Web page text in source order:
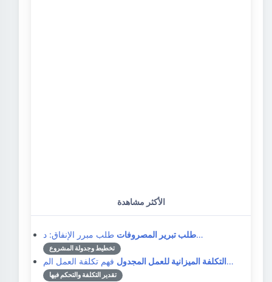
الأكثر مشاهدة
طلب تبرير المصروفاتطلب مبرر الإنفاق: د…
تخطيط وجدولة المشروع
التكلفة الميزانية للعمل المجدولفهم تكلفة العمل الم…
تقدير التكلفة والتحكم فيها